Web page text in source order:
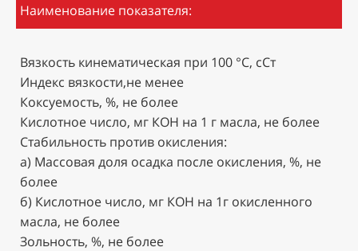
Наименование показателя:
Вязкость кинематическая при 100 °С, сСт
Индекс вязкости,не менее
Коксуемость, %, не более
Кислотное число, мг КОН на 1 г масла, не более
Стабильность против окисления:
а) Массовая доля осадка после окисления, %, не
более
б) Кислотное число, мг КОН на 1г окисленного
масла, не более
Зольность, %, не более